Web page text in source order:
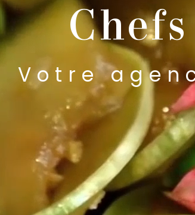
Votre